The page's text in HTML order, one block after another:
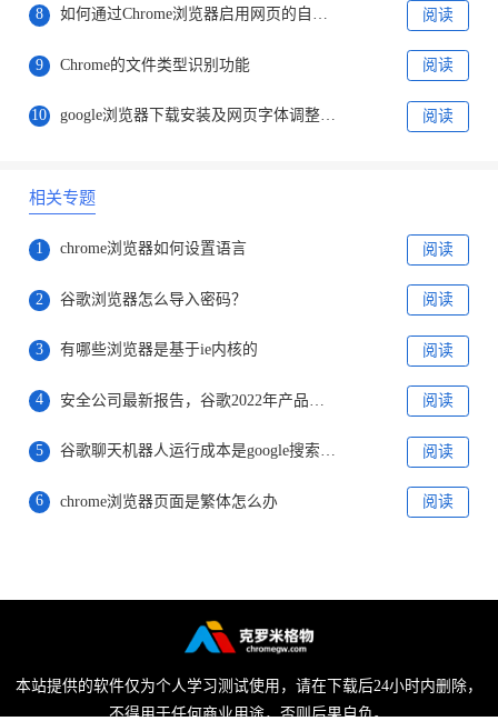
8 如何通过Chrome浏览器启用网页的自动刷新功能 阅读
9 Chrome的文件类型识别功能 阅读
10 google浏览器下载安装及网页字体调整与浏览体验优化教程 阅读
相关专题
1 chrome浏览器如何设置语言 阅读
2 谷歌浏览器怎么导入密码？ 阅读
3 有哪些浏览器是基于ie内核的 阅读
4 阅读
5 谷歌聊天机器人运行成本是google搜索的10倍 阅读
6 chrome浏览器页面是繁体怎么办 阅读
本站提供的软件仅为个人学习测试使用，请在下载后24小时内删除，
不得用于任何商业用途，否则后果自负。